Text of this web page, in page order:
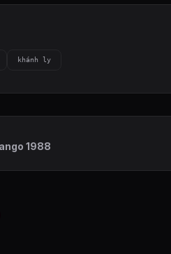
khánh ly
1988